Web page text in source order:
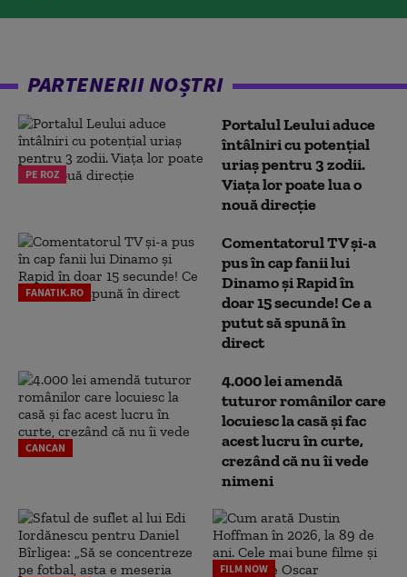
PARTENERII NOȘTRI
PE ROZ
Portalul Leului aduce
întâlniri cu potențial
uriaș pentru 3 zodii.
Viața lor poate lua o
nouă direcție
FANATIK.RO
Comentatorul TV și-a
pus în cap fanii lui
Dinamo și Rapid în
doar 15 secunde! Ce a
putut să spună în
direct
CANCAN
4.000 lei amendă
tuturor românilor care
locuiesc la casă și fac
acest lucru în curte,
crezând că nu îi vede
nimeni
FILM NOW